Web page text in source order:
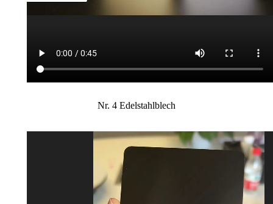
Nr. 4 Edelstahlblech